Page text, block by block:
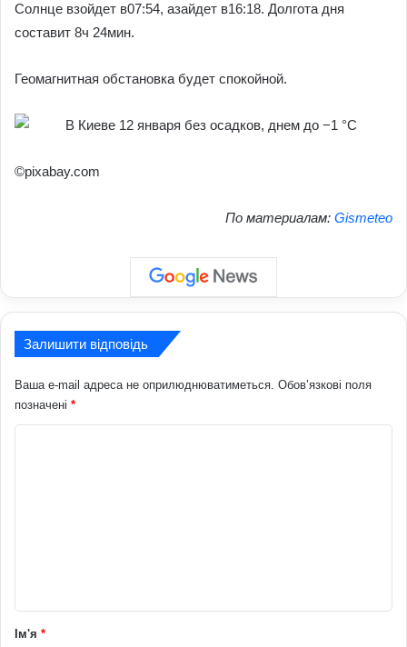
Солнце взойдет в07:54, азайдет в16:18. Долгота дня
составит 8ч 24мин.
Геомагнитная обстановка будет спокойной.
©pixabay.com
По материалам: Gismeteo
Залишити відповідь
Ваша e-mail адреса не оприлюднюватиметься. Обов’язкові поля
позначені *
рІм'я *